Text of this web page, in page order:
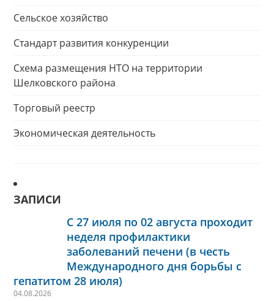
Сельское хозяйство
Стандарт развития конкуренции
Схема размещения НТО на территории
Шелковского района
Торговый реестр
Экономическая деятельность
ЗАПИСИ
С 27 июля по 02 августа проходит
неделя профилактики
заболеваний печени (в честь
Международного дня борьбы с
гепатитом 28 июля)
04.08.2026